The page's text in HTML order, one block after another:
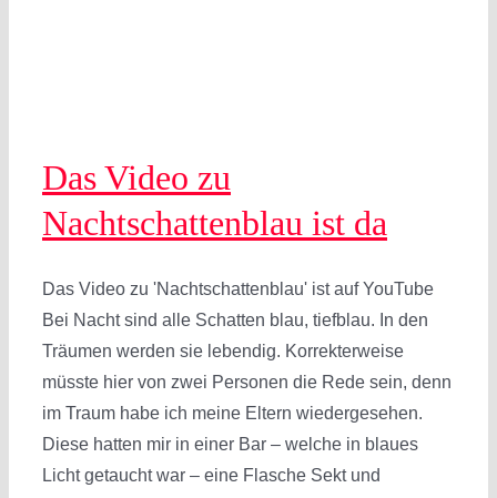
Das Video zu
Nachtschattenblau ist da
Das Video zu 'Nachtschattenblau' ist auf YouTube
Bei Nacht sind alle Schatten blau, tiefblau. In den
Träumen werden sie lebendig. Korrekterweise
müsste hier von zwei Personen die Rede sein, denn
im Traum habe ich meine Eltern wiedergesehen.
Diese hatten mir in einer Bar – welche in blaues
Licht getaucht war – eine Flasche Sekt und